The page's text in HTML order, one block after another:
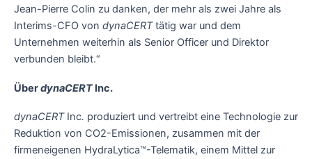
Jean-Pierre Colin zu danken, der mehr als zwei Jahre als
Interims-CFO von dynaCERTtätig war und dem
Unternehmen weiterhin als Senior Officer und Direktor
verbunden bleibt.“
ÜberdynaCERTInc.
dynaCERT Inc. produziert und vertreibt eine Technologie zur
Reduktion von CO2-Emissionen, zusammen mit der
firmeneigenen HydraLytica™-Telematik, einem Mittel zur